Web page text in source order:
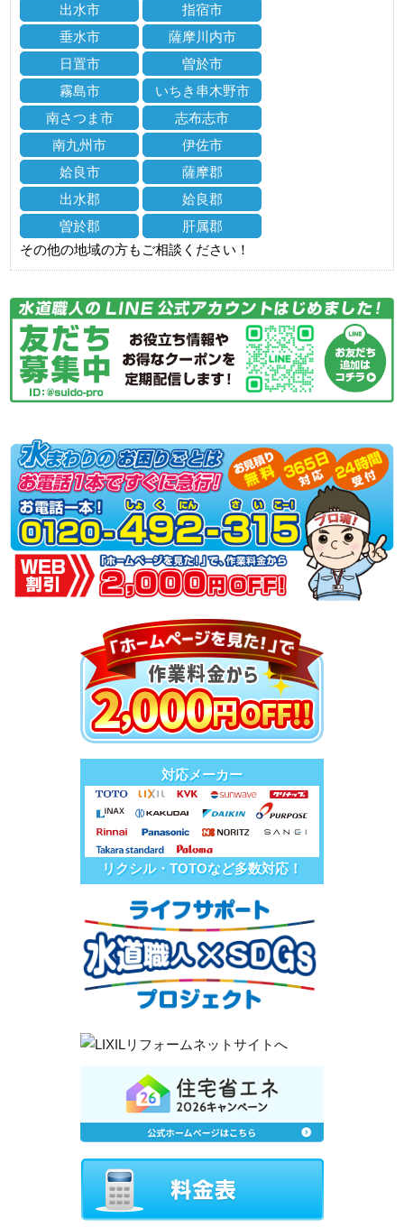
出水市
指宿市
垂水市
薩摩川内市
日置市
曽於市
霧島市
いちき串木野市
南さつま市
志布志市
南九州市
伊佐市
姶良市
薩摩郡
出水郡
姶良郡
曽於郡
肝属郡
その他の地域の方もご相談ください！
対応メーカー
リクシル・TOTOなど多数対応！